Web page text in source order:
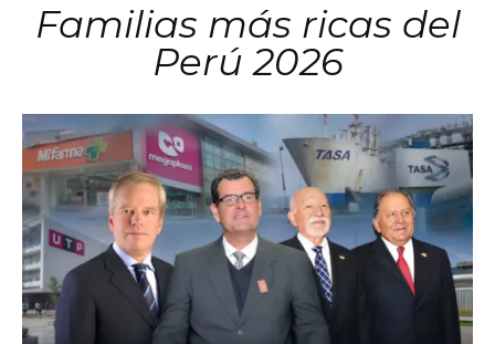
Familias más ricas del
Perú 2026